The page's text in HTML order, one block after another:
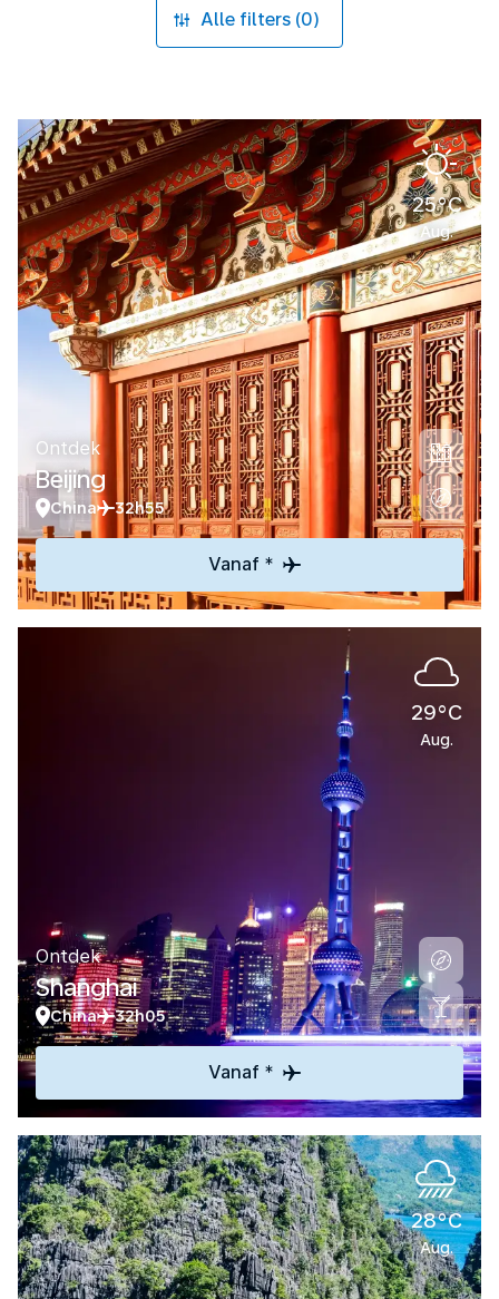
Alle filters (0)
25°C
Aug.
Ontdek
Beijing
China 32h55
Vanaf *
29°C
Aug.
Ontdek
Shanghai
China 32h05
Vanaf *
28°C
Aug.